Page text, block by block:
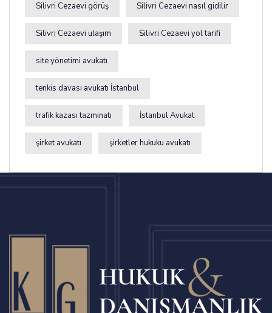
Silivri Cezaevi görüş Silivri Cezaevi nasıl gidilir
Silivri Cezaevi ulaşım Silivri Cezaevi yol tarifi
site yönetimi avukatı
tenkis davası avukatı İstanbul
trafik kazası tazminatı İstanbul Avukat
şirket avukatı şirketler hukuku avukatı